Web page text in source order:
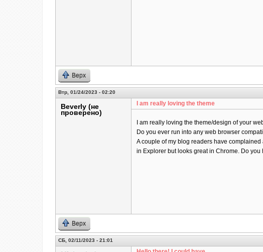
Верх
Втр, 01/24/2023 - 02:20
Beverly (не
проверено)
I am really loving the theme
I am really loving the theme/design of your
Do you ever run into any web browser
A couple of my blog readers have
in Explorer but looks great in Chrome. Do
Верх
СБ, 02/11/2023 - 21:01